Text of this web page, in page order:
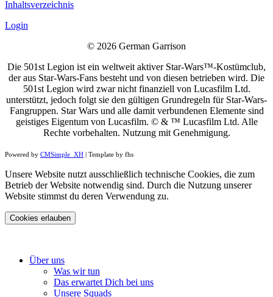
Inhaltsverzeichnis
Login
© 2026 German Garrison
Die 501st Legion ist ein weltweit aktiver Star-Wars™-Kostümclub,
der aus Star-Wars-Fans besteht und von diesen betrieben wird. Die
501st Legion wird zwar nicht finanziell von Lucasfilm Ltd.
unterstützt, jedoch folgt sie den gültigen Grundregeln für Star-Wars-
Fangruppen. Star Wars und alle damit verbundenen Elemente sind
geistiges Eigentum von Lucasfilm. © & ™ Lucasfilm Ltd. Alle
Rechte vorbehalten. Nutzung mit Genehmigung.
Powered by CMSimple_XH | Template by fhs
Unsere Website nutzt ausschließlich technische Cookies, die zum
Betrieb der Website notwendig sind. Durch die Nutzung unserer
Website stimmst du deren Verwendung zu.
Cookies erlauben
Über uns
Was wir tun
Das erwartet Dich bei uns
Unsere Squads